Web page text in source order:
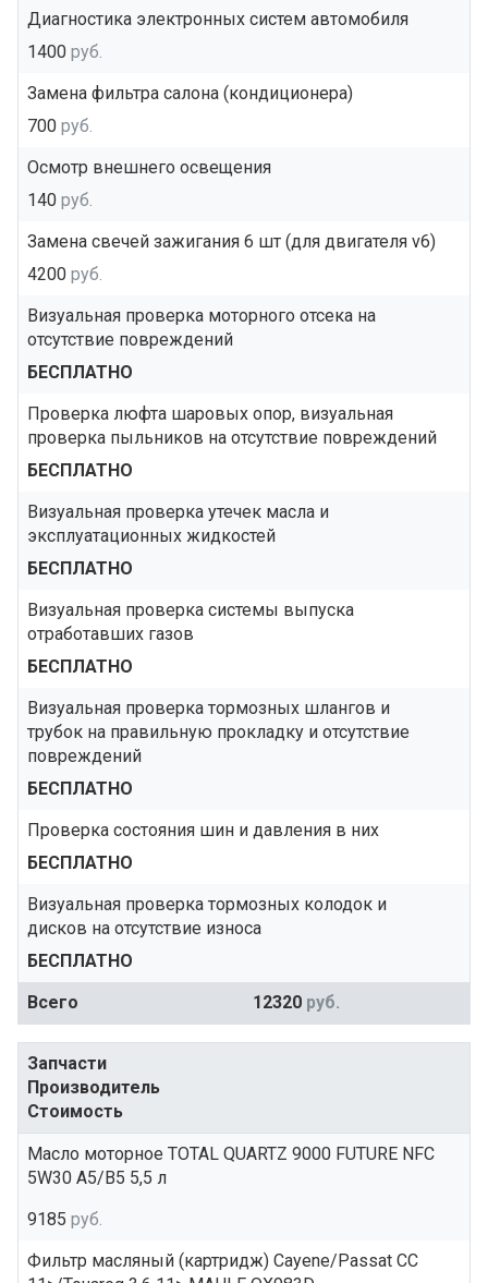
Диагностика электронных систем автомобиля
1400 руб.
Замена фильтра салона (кондиционера)
700 руб.
Осмотр внешнего освещения
140 руб.
Замена свечей зажигания 6 шт (для двигателя v6)
4200 руб.
Визуальная проверка моторного отсека на
отсутствие повреждений
БЕСПЛАТНО
Проверка люфта шаровых опор, визуальная
проверка пыльников на отсутствие повреждений
БЕСПЛАТНО
Визуальная проверка утечек масла и
эксплуатационных жидкостей
БЕСПЛАТНО
Визуальная проверка системы выпуска
отработавших газов
БЕСПЛАТНО
Визуальная проверка тормозных шлангов и
трубок на правильную прокладку и отсутствие
повреждений
БЕСПЛАТНО
Проверка состояния шин и давления в них
БЕСПЛАТНО
Визуальная проверка тормозных колодок и
дисков на отсутствие износа
БЕСПЛАТНО
Всего
12320 руб.
Запчасти
Производитель
Стоимость
Масло моторное TOTAL QUARTZ 9000 FUTURE NFC
5W30 A5/B5 5,5 л
9185 руб.
Фильтр масляный (картридж) Cayene/Passat CC